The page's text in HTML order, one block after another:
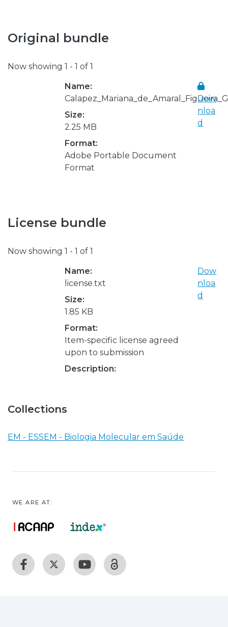
Original bundle
Now showing 1 - 1 of 1
Name:
Size:
2.25 MB
Format:
Adobe Portable Document
Format
Dow
nloa
d
License bundle
Now showing 1 - 1 of 1
Name:
license.txt
Size:
1.85 KB
Format:
Item-specific license agreed
upon to submission
Description:
Dow
nloa
d
Collections
EM - ESSEM - Biologia Molecular em Saúde
WE ARE AT: